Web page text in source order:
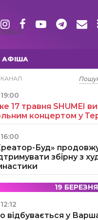
АФІША
15 ТРАВНЯ
19:00
17 травня SHUMEI
концертом у
16:00
Буд»
збірну з
19 БЕРЕЗНЯ
12:12
відбувається у